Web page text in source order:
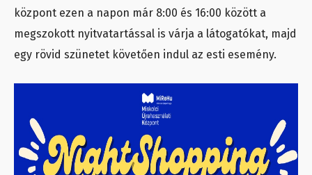
központ ezen a napon már 8:00 és 16:00 között a
megszokott nyitvatartással is várja a látogatókat, majd
egy rövid szünetet követően indul az esti esemény.